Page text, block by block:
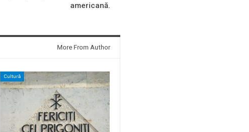
americană.
More From Author
Cultură